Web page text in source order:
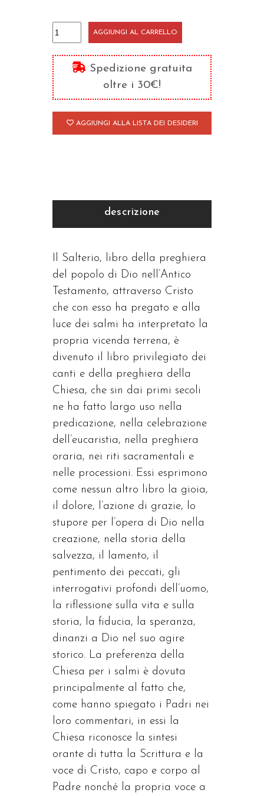
Salmi,
preghiera
d'Israele,
di
Cristo
AGGIUNGI AL CARRELLO
Spedizione gratuita
oltre i 30€!
AGGIUNGI ALLA LISTA DEI DESIDERI
descrizione
Il Salterio, libro della preghiera
del popolo di Dio nell’Antico
Testamento, attraverso Cristo
che con esso ha pregato e alla
luce dei salmi ha interpretato la
propria vicenda terrena, è
divenuto il libro privilegiato dei
canti e della preghiera della
Chiesa, che sin dai primi secoli
ne ha fatto largo uso nella
predicazione, nella celebrazione
dell’eucaristia, nella preghiera
oraria, nei riti sacramentali e
nelle processioni. Essi esprimono
come nessun altro libro la gioia,
il dolore, l’azione di grazie, lo
stupore per l’opera di Dio nella
creazione, nella storia della
salvezza, il lamento, il
pentimento dei peccati, gli
interrogativi profondi dell’uomo,
la riflessione sulla vita e sulla
storia, la fiducia, la speranza,
dinanzi a Dio nel suo agire
storico. La preferenza della
Chiesa per i salmi è dovuta
principalmente al fatto che,
come hanno spiegato i Padri nei
loro commentari, in essi la
Chiesa riconosce la sintesi
orante di tutta la Scrittura e la
voce di Cristo, capo e corpo al
Padre nonché la propria voce a